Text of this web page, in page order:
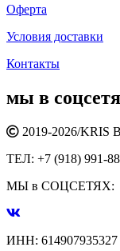
Оферта
Условия доставки
Контакты
мы в
2019-2026/KRIS
ТЕЛ: +7 (918) 991-
МЫ в СОЦСЕТЯХ:
ИНН: 614907935327